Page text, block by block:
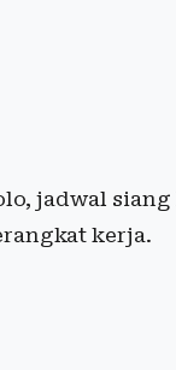
jadwal
kerja.